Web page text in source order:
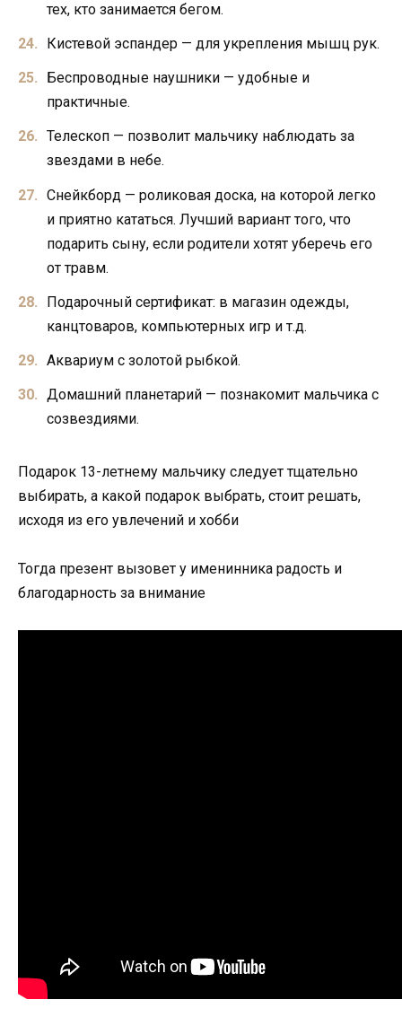
тех, кто занимается бегом.
Кистевой эспандер — для укрепления мышц рук.
Беспроводные наушники — удобные и
практичные.
Телескоп — позволит мальчику наблюдать за
звездами в небе.
Снейкборд — роликовая доска, на которой легко
и приятно кататься. Лучший вариант того, что
подарить сыну, если родители хотят уберечь его
от травм.
Подарочный сертификат: в магазин одежды,
канцтоваров, компьютерных игр и т.д.
Аквариум с золотой рыбкой.
Домашний планетарий — познакомит мальчика с
созвездиями.
Подарок 13-летнему мальчику следует тщательно
выбирать, а какой подарок выбрать, стоит решать,
исходя из его увлечений и хобби
Тогда презент вызовет у именинника радость и
благодарность за внимание